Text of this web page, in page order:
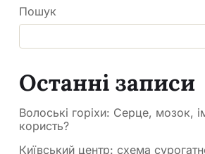
Пошук
Останні записи
Волоські горіхи: Серце, мозок,
користь?
Київський центр: схема